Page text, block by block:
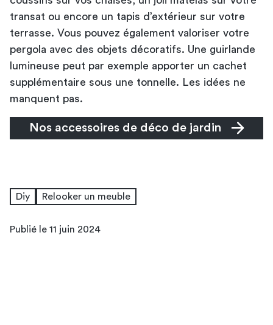
transat ou encore un tapis d’extérieur sur votre
terrasse. Vous pouvez également valoriser votre
pergola avec des objets décoratifs. Une guirlande
lumineuse peut par exemple apporter un cachet
supplémentaire sous une tonnelle. Les idées ne
manquent pas.
Nos accessoires de déco de jardin
Diy Relooker un meuble
Publié le 11 juin 2024